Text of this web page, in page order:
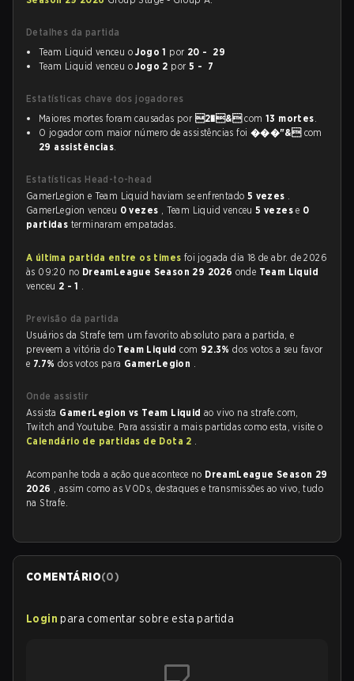
Detalhes da partida
Team Liquid venceu oJogo 1 por 20 - 29
Team Liquid venceu oJogo 2 por 5 - 7
Estatísticas chave dos jogadores
Maiores mortes foram causadas por 2�&com13 mortes.
O jogador com maior número de assistências foi ���"&com
29 assistências.
Estatísticas Head-to-head
GamerLegion e Team Liquid haviam se enfrentado 5 vezes .
GamerLegion venceu 0 vezes , Team Liquid venceu5 vezese 0
partidas terminaram empatadas.
A última partida entre os times foi jogada dia 18 de abr. de 2026
às 09:20 no DreamLeague Season 29 2026 onde Team Liquid
venceu 2 - 1 .
Previsão da partida
Usuários da Strafe tem um favorito absoluto para a partida, e
preveem a vitória do Team Liquidcom 92.3%dos votos a seu favor
e 7.7% dos votos para GamerLegion .
Onde assistir
Assista GamerLegion vs Team Liquidao vivo na strafe.com,
Twitch and Youtube. Para assistir a mais partidas como esta, visite o
Calendário de partidas de Dota 2 .
Acompanhe toda a ação que acontece no DreamLeague Season 29
2026 , assim como as VODs, destaques e transmissões ao vivo, tudo
na Strafe.
COMENTÁRIO(0)
Login para comentar sobre esta partida